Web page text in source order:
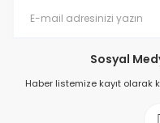
Sosyal
Haber listemize kayıt